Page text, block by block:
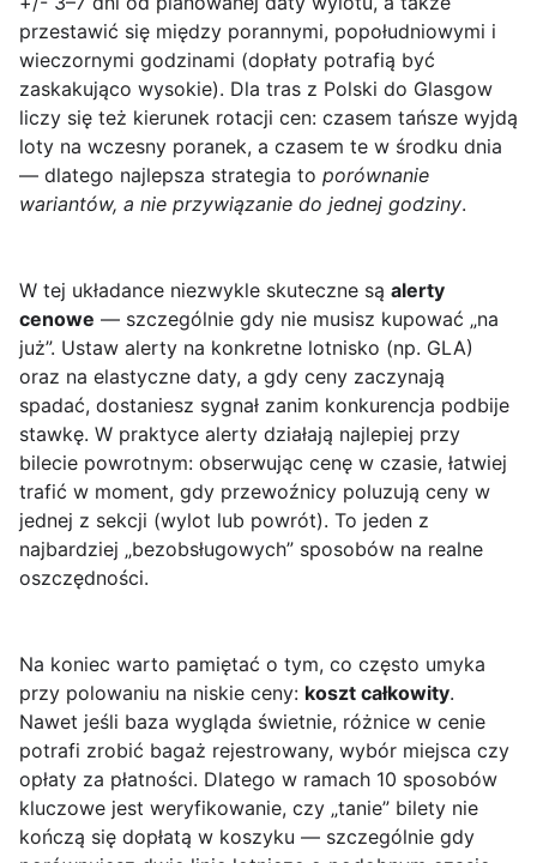
przestawić się między porannymi, popołudniowymi i
wieczornymi godzinami (dopłaty potrafią być
zaskakująco wysokie). Dla tras z Polski do Glasgow
liczy się też kierunek rotacji cen: czasem tańsze wyjdą
loty na wczesny poranek, a czasem te w środku dnia
— dlatego najlepsza strategia to porównanie
wariantów, a nie przywiązanie do jednej godziny.
W tej układance niezwykle skuteczne są alerty
cenowe — szczególnie gdy nie musisz kupować „na
już”. Ustaw alerty na konkretne lotnisko (np. GLA)
oraz na elastyczne daty, a gdy ceny zaczynają
spadać, dostaniesz sygnał zanim konkurencja podbije
stawkę. W praktyce alerty działają najlepiej przy
bilecie powrotnym: obserwując cenę w czasie, łatwiej
trafić w moment, gdy przewoźnicy poluzują ceny w
jednej z sekcji (wylot lub powrót). To jeden z
najbardziej „bezobsługowych” sposobów na realne
oszczędności.
Na koniec warto pamiętać o tym, co często umyka
przy polowaniu na niskie ceny: koszt całkowity.
Nawet jeśli baza wygląda świetnie, różnice w cenie
potrafi zrobić bagaż rejestrowany, wybór miejsca czy
opłaty za płatności. Dlatego w ramach 10 sposobów
kluczowe jest weryfikowanie, czy „tanie” bilety nie
kończą się dopłatą w koszyku — szczególnie gdy